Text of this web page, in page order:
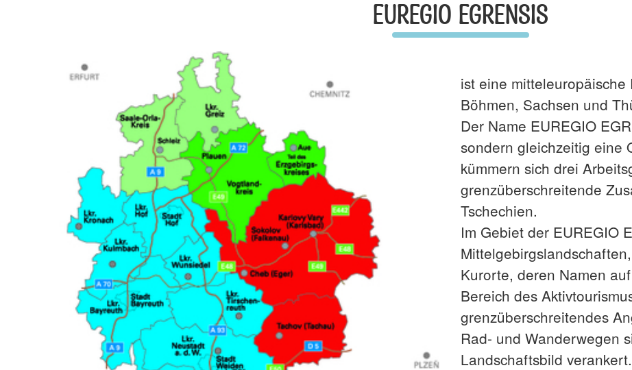
EUREGIO EGRENSIS
ist eine mitteleuropäische
Böhmen, Sachsen und
Der Name EUREGIO
sondern gleichzeitig eine
kümmern sich drei
grenzüberschreitende
Tschechien.
Im Gebiet der EUREGIO
Kurorte, deren Namen
Bereich des
grenzüberschreitendes
Rad- und Wanderwegen
Landschaftsbild verankert.